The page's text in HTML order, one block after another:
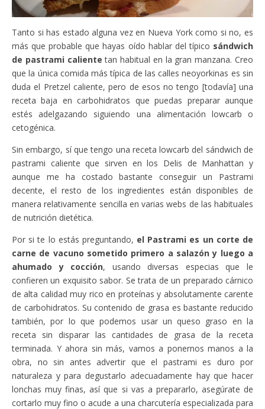
Tanto si has estado alguna vez en Nueva York como si no, es
más que probable que hayas oído hablar del típico sándwich
de pastrami caliente tan habitual en la gran manzana. Creo
que la única comida más típica de las calles neoyorkinas es sin
duda el Pretzel caliente, pero de esos no tengo [todavía] una
receta baja en carbohidratos que puedas preparar aunque
estés adelgazando siguiendo una alimentación lowcarb o
cetogénica.
Sin embargo, sí que tengo una receta lowcarb del sándwich de
pastrami caliente que sirven en los Delis de Manhattan y
aunque me ha costado bastante conseguir un Pastrami
decente, el resto de los ingredientes están disponibles de
manera relativamente sencilla en varias webs de las habituales
de nutrición dietética.
Por si te lo estás preguntando, el Pastrami es un corte de
carne de vacuno sometido primero a salazón y luego a
ahumado y cocción, usando diversas especias que le
confieren un exquisito sabor. Se trata de un preparado cárnico
de alta calidad muy rico en proteínas y absolutamente carente
de carbohidratos. Su contenido de grasa es bastante reducido
también, por lo que podemos usar un queso graso en la
receta sin disparar las cantidades de grasa de la receta
terminada. Y ahora sin más, vamos a ponernos manos a la
obra, no sin antes advertir que el pastrami es duro por
naturaleza y para degustarlo adecuadamente hay que hacer
lonchas muy finas, así que si vas a prepararlo, asegúrate de
cortarlo muy fino o acude a una charcutería especializada para